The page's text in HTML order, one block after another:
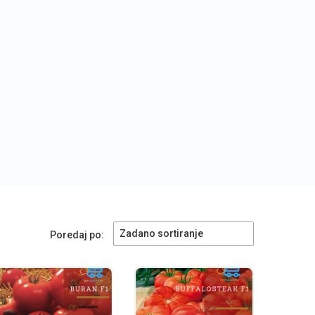
Poredaj po: Zadano sortiranje